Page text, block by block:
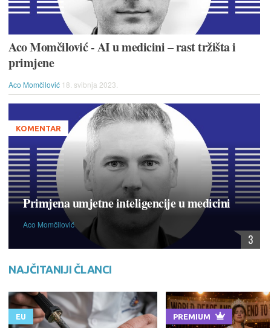
Aco Momčilović - AI u medicini – rast tržišta i
primjene
Aco Momčilović 18. svibnja 2023.
KOMENTAR
Primjena umjetne inteligencije u medicini
Aco Momčilović
3
NAJČITANIJI ČLANCI
EU PREMIUM